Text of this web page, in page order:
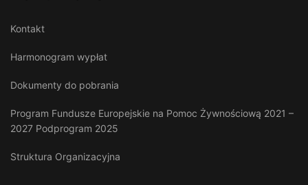
Kontakt
Harmonogram wypłat
Dokumenty do pobrania
Program Fundusze Europejskie na Pomoc Żywnościową 2021 –
2027 Podprogram 2025
Struktura Organizacyjna